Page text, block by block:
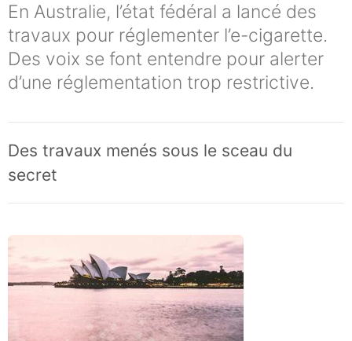
En Australie, l’état fédéral a lancé des
travaux pour réglementer l’e-cigarette.
Des voix se font entendre pour alerter
d’une réglementation trop restrictive.
Des travaux menés sous le sceau du
secret